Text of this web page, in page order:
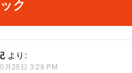
ク
より:
月25日 3:26 PM